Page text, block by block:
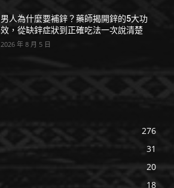
男人為什麼要補鋅？藥師揭開鋅的5大功
效，從缺鋅症狀到正確吃法一次說清楚
2026 年 8 月 5 日
276
31
20
18